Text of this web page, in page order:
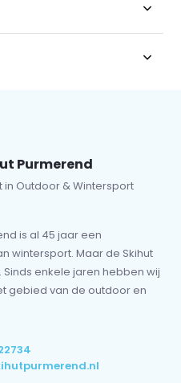
Purmerend
in Outdoor & Wintersport
is al 45 jaar een
wintersport. Maar de Skihut
enkele jaren hebben wij
gebied van de outdoor en